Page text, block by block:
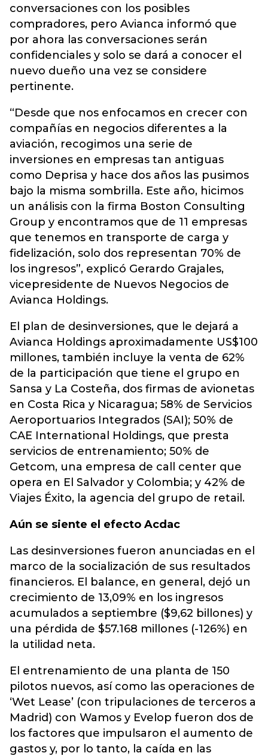
conversaciones con los posibles
compradores, pero Avianca informó que
por ahora las conversaciones serán
confidenciales y solo se dará a conocer el
nuevo dueño una vez se considere
pertinente.
“Desde que nos enfocamos en crecer con
compañías en negocios diferentes a la
aviación, recogimos una serie de
inversiones en empresas tan antiguas
como Deprisa y hace dos años las pusimos
bajo la misma sombrilla. Este año, hicimos
un análisis con la firma Boston Consulting
Group y encontramos que de 11 empresas
que tenemos en transporte de carga y
fidelización, solo dos representan 70% de
los ingresos”, explicó Gerardo Grajales,
vicepresidente de Nuevos Negocios de
Avianca Holdings.
El plan de desinversiones, que le dejará a
Avianca Holdings aproximadamente US$100
millones, también incluye la venta de 62%
de la participación que tiene el grupo en
Sansa y La Costeña, dos firmas de avionetas
en Costa Rica y Nicaragua; 58% de Servicios
Aeroportuarios Integrados (SAI); 50% de
CAE International Holdings, que presta
servicios de entrenamiento; 50% de
Getcom, una empresa de call center que
opera en El Salvador y Colombia; y 42% de
Viajes Éxito, la agencia del grupo de retail.
Aún se siente el efecto Acdac
Las desinversiones fueron anunciadas en el
marco de la socialización de sus resultados
financieros. El balance, en general, dejó un
crecimiento de 13,09% en los ingresos
acumulados a septiembre ($9,62 billones) y
una pérdida de $57.168 millones (-126%) en
la utilidad neta.
El entrenamiento de una planta de 150
pilotos nuevos, así como las operaciones de
‘Wet Lease’ (con tripulaciones de terceros a
Madrid) con Wamos y Evelop fueron dos de
los factores que impulsaron el aumento de
gastos y, por lo tanto, la caída en las